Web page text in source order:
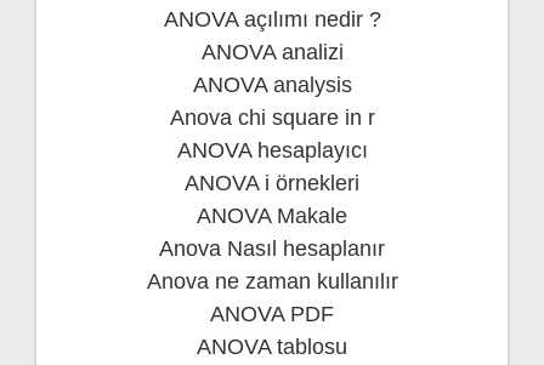
ANOVA açılımı nedir ?
ANOVA analizi
ANOVA analysis
Anova chi square in r
ANOVA hesaplayıcı
ANOVA i örnekleri
ANOVA Makale
Anova Nasıl hesaplanır
Anova ne zaman kullanılır
ANOVA PDF
ANOVA tablosu